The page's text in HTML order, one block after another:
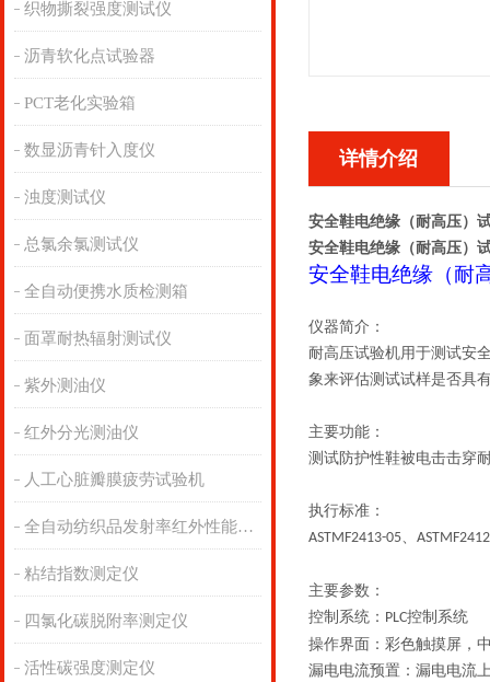
织物撕裂强度测试仪
沥青软化点试验器
PCT老化实验箱
数显沥青针入度仪
浊度测试仪
总氯余氯测试仪
全自动便携水质检测箱
面罩耐热辐射测试仪
紫外测油仪
红外分光测油仪
人工心脏瓣膜疲劳试验机
全自动纺织品发射率红外性能分析
粘结指数测定仪
四氯化碳脱附率测定仪
活性碳强度测定仪
详情介绍
安全鞋电绝缘（耐高压）
安全鞋电绝缘（耐高压）
安全鞋电绝缘（耐
仪器简介：
耐高压试验机用于测试安
象来评估测试试样是否具
主要功能：
测试防护性鞋被电击击穿
执行标准：
ASTMF2413-05、
主要参数：
控制系统： PLC控制系统
操作界面：彩色触摸屏，
漏电电流预置：漏电电流